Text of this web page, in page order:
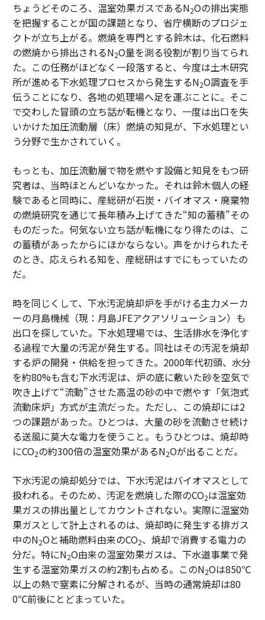
ちょうどそのころ、温室効果ガスであるN2Oの排出実態
を把握することが国の課題となり、省庁横断のプロジェ
クトが立ち上がる。燃焼を専門とする鈴木は、化石燃料
の燃焼から排出されるN2O量を測る役割が割り当てられ
た。この任務がほどなく一段落すると、今度は土木研究
所が進める下水処理プロセスから発生するN2O調査を手
伝うことになり、各地の処理場へ足を運ぶことに。そこ
で交わした冒頭の立ち話が転機となり、一度は出口を失
いかけた加圧流動層（床）燃焼の知見が、下水処理とい
う分野で生かされていく。
もっとも、加圧流動層で物を燃やす設備と知見をもつ研
究者は、当時ほとんどいなかった。それは鈴木個人の経
験であると同時に、産総研が石炭・バイオマス・廃棄物
の燃焼研究を通じて長年積み上げてきた“知の蓄積”その
ものだった。何気ない立ち話が転機になり得たのは、こ
の蓄積があったからにほかならない。声をかけられたそ
のとき、応えられる知を、産総研はすでにもっていたの
だ。
時を同じくして、下水汚泥焼却炉を手がける主力メーカ
ーの月島機械（現：月島JFEアクアソリューション）も
出口を探していた。下水処理場では、生活排水を浄化す
る過程で大量の汚泥が発生する。同社はその汚泥を焼却
する炉の開発・供給を担ってきた。2000年代初頭、水分
を約80%も含む下水汚泥は、炉の底に敷いた砂を空気で
吹き上げて“流動”させた高温の砂の中で燃やす「気泡式
流動床炉」方式が主流だった。ただし、この焼却には2
つの課題があった。ひとつは、大量の砂を流動させ続け
る送風に莫大な電力を使うこと。もうひとつは、焼却時
にCO2の約300倍の温室効果があるN2Oが出ることだ。
下水汚泥の焼却処分では、下水汚泥はバイオマスとして
扱われる。そのため、汚泥を燃焼した際のCO2は温室効
果ガスの排出量としてカウントされない。実際に温室効
果ガスとして計上されるのは、焼却時に発生する排ガス
中のN2Oと補助燃料由来のCO2、焼却で消費する電力の
分だ。特にN2O由来の温室効果ガスは、下水道事業で発
生する温室効果ガスの約2割も占める。このN2Oは850℃
以上の熱で窒素に分解されるが、当時の通常焼却は80
0℃前後にとどまっていた。